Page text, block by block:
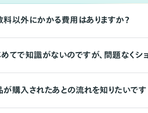
料以外にかかる費用はありますか？
めてで知識がないのですが、問題なくシ
が購入されたあとの流れを知りたいです